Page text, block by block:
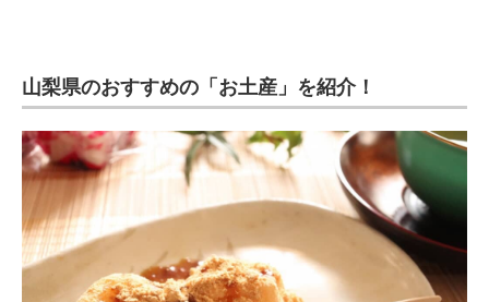
ちょっと気になるネットの話題
山梨県のおすすめの「お土産」を紹介！